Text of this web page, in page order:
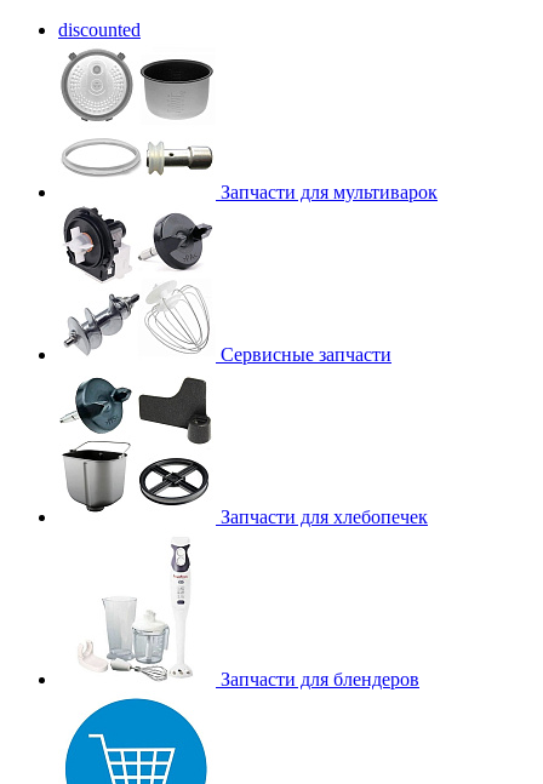
discounted
Запчасти для мультиварок
Сервисные запчасти
Запчасти для хлебопечек
Запчасти для блендеров